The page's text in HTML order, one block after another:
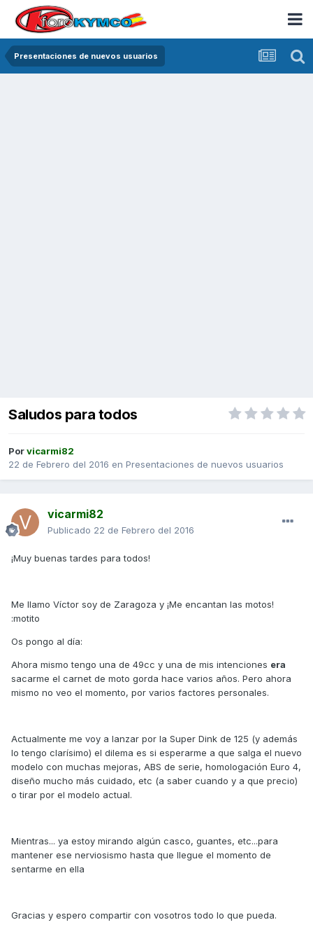
Presentaciones de nuevos usuarios
Saludos para todos
Porvicarmi82
22 de Febrero del 2016 en Presentaciones de nuevos usuarios
vicarmi82
Publicado 22 de Febrero del 2016
¡Muy buenas tardes para todos!
Me llamo Víctor soy de Zaragoza y ¡Me encantan las motos!
:motito
Os pongo al día:
Ahora mismo tengo una de 49cc y una de mis intenciones era
sacarme el carnet de moto gorda hace varios años. Pero ahora
mismo no veo el momento, por varios factores personales.
Actualmente me voy a lanzar por la Super Dink de 125 (y además
lo tengo clarísimo) el dilema es si esperarme a que salga el nuevo
modelo con muchas mejoras, ABS de serie, homologación Euro 4,
diseño mucho más cuidado, etc (a saber cuando y a que precio)
o tirar por el modelo actual.
Mientras... ya estoy mirando algún casco, guantes, etc...para
mantener ese nerviosismo hasta que llegue el momento de
sentarme en ella
Gracias y espero compartir con vosotros todo lo que pueda.